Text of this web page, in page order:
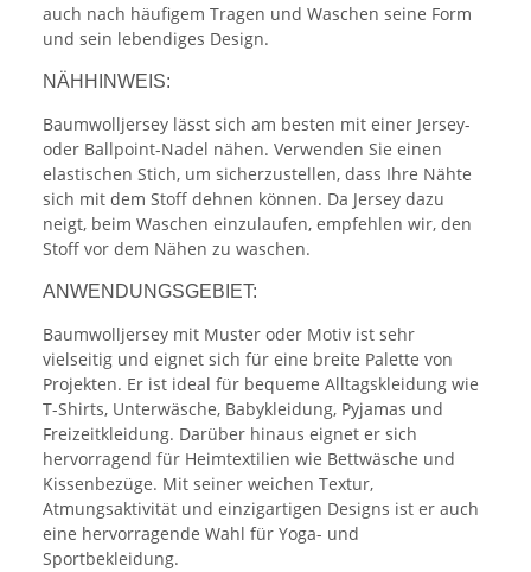
auch nach häufigem Tragen und Waschen seine Form
und sein lebendiges Design.
NÄHHINWEIS:
Baumwolljersey lässt sich am besten mit einer Jersey-
oder Ballpoint-Nadel nähen. Verwenden Sie einen
elastischen Stich, um sicherzustellen, dass Ihre Nähte
sich mit dem Stoff dehnen können. Da Jersey dazu
neigt, beim Waschen einzulaufen, empfehlen wir, den
Stoff vor dem Nähen zu waschen.
ANWENDUNGSGEBIET:
Baumwolljersey mit Muster oder Motiv ist sehr
vielseitig und eignet sich für eine breite Palette von
Projekten. Er ist ideal für bequeme Alltagskleidung wie
T-Shirts, Unterwäsche, Babykleidung, Pyjamas und
Freizeitkleidung. Darüber hinaus eignet er sich
hervorragend für Heimtextilien wie Bettwäsche und
Kissenbezüge. Mit seiner weichen Textur,
Atmungsaktivität und einzigartigen Designs ist er auch
eine hervorragende Wahl für Yoga- und
Sportbekleidung.